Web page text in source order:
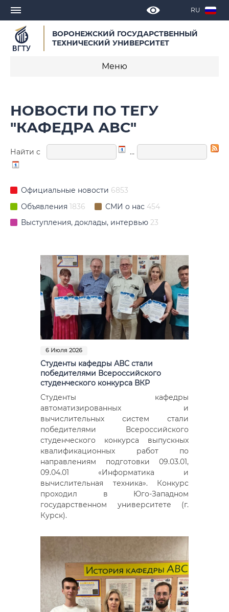
RU
ВОРОНЕЖСКИЙ ГОСУДАРСТВЕННЫЙ
ТЕХНИЧЕСКИЙ УНИВЕРСИТЕТ
Меню
Объявления
СМИ о нас
Выступления, доклады, интервью
Календарь мероприятий
Корпоративные издания
Видео
Анкеты и опросы
Контакты для СМИ
НОВОСТИ ПО ТЕГУ
"КАФЕДРА АВС"
Найти с …
Официальные новости 6853
Объявления 1836 СМИ о нас 454
Выступления, доклады, интервью 23
6 Июля 2026
Студенты кафедры АВС стали
победителями Всероссийского
студенческого конкурса ВКР
Студенты кафедры
автоматизированных и
вычислительных систем стали
победителями Всероссийского
студенческого конкурса выпускных
квалификационных работ по
направлениям подготовки 09.03.01,
09.04.01 «Информатика и
вычислительная техника». Конкурс
проходил в Юго-Западном
государственном университете (г.
Курск).